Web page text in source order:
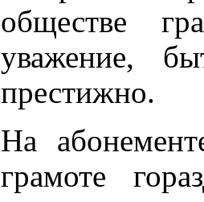
обществе
уважение,
престижно.
На
грамоте